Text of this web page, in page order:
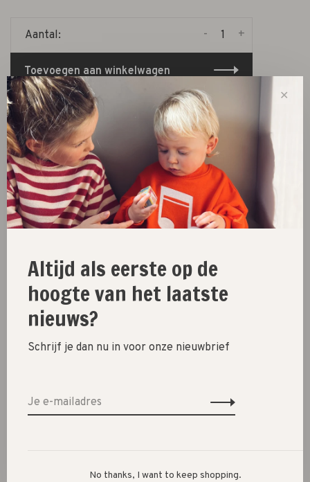
Aantal: +
-
Toevoegen aan winkelwagen
Size guide
Deel dit product: Facebook Twitter Pinterest E-mail
Beschrijving
Skin-friendly and repositionable, they’re easy to apply to
create a unique and vibrant look.
Perfect for adding a bold, creative touch to nails, with a
✕
Altijd als eerste op de
hoogte van het laatste
nieuws?
Schrijf je dan nu in voor onze nieuwbrief
No thanks, I want to keep shopping.